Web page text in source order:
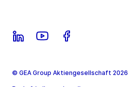
© GEA Group Aktiengesellschaft 2026